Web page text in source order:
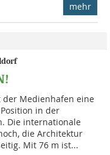
mehr
Medienhafen eine
in der
Die internationale
die Architektur
Mit 76 m ist...